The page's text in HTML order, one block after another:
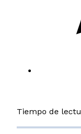
Tiempo de